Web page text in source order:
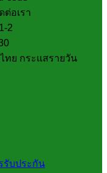
ต่อเรา
2
ทย กระแสรายวัน
รับประกัน